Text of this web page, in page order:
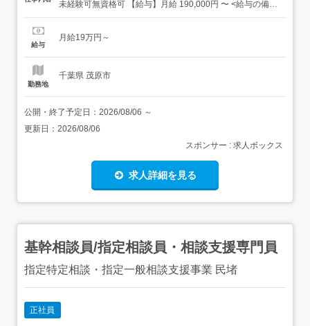
未経験可無資格可 【給与】月給 190,000円 〜 <給与の備考
>昇給あり賞与実績 年2回計3ヶ月分通勤手当実費支給 上限
なし 【求人番号】352066 【勤務地】千葉県長生郡長南町
給与
月給19万円～
勤務地
千葉県 茂原市
公開・終了予定日： 2026/08/06 ～
更新日： 2026/08/06
スポンサー : 求人ボックス
求人詳細を見る
基幹相談員/指定相談員・相談支援専門員
指定特定相談・指定一般相談支援事業 民堵
正社員